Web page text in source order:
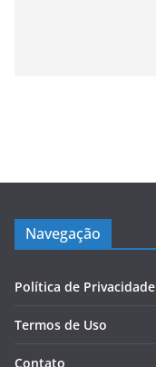
Navegação
Política de Privacidade
Termos de Uso
Contato